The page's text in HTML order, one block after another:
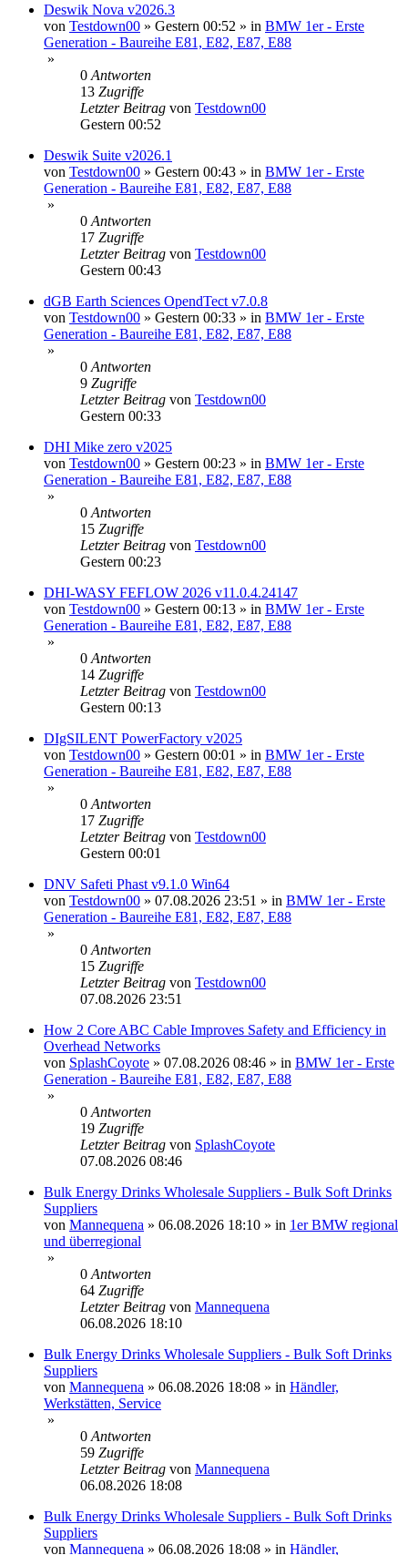
Deswik Nova v2026.3
von Testdown00 » Gestern 00:52 » in BMW 1er - Erste
Generation - Baureihe E81, E82, E87, E88
»
0 Antworten
13 Zugriffe
Letzter Beitrag von Testdown00
Gestern 00:52
Deswik Suite v2026.1
von Testdown00 » Gestern 00:43 » in BMW 1er - Erste
Generation - Baureihe E81, E82, E87, E88
»
0 Antworten
17 Zugriffe
Letzter Beitrag von Testdown00
Gestern 00:43
dGB Earth Sciences OpendTect v7.0.8
von Testdown00 » Gestern 00:33 » in BMW 1er - Erste
Generation - Baureihe E81, E82, E87, E88
»
0 Antworten
9 Zugriffe
Letzter Beitrag von Testdown00
Gestern 00:33
DHI Mike zero v2025
von Testdown00 » Gestern 00:23 » in BMW 1er - Erste
Generation - Baureihe E81, E82, E87, E88
»
0 Antworten
15 Zugriffe
Letzter Beitrag von Testdown00
Gestern 00:23
DHI-WASY FEFLOW 2026 v11.0.4.24147
von Testdown00 » Gestern 00:13 » in BMW 1er - Erste
Generation - Baureihe E81, E82, E87, E88
»
0 Antworten
14 Zugriffe
Letzter Beitrag von Testdown00
Gestern 00:13
DIgSILENT PowerFactory v2025
von Testdown00 » Gestern 00:01 » in BMW 1er - Erste
Generation - Baureihe E81, E82, E87, E88
»
0 Antworten
17 Zugriffe
Letzter Beitrag von Testdown00
Gestern 00:01
DNV Safeti Phast v9.1.0 Win64
von Testdown00 » 07.08.2026 23:51 » in BMW 1er - Erste
Generation - Baureihe E81, E82, E87, E88
»
0 Antworten
15 Zugriffe
Letzter Beitrag von Testdown00
07.08.2026 23:51
How 2 Core ABC Cable Improves Safety and Efficiency in
Overhead Networks
von SplashCoyote » 07.08.2026 08:46 » in BMW 1er - Erste
Generation - Baureihe E81, E82, E87, E88
»
0 Antworten
19 Zugriffe
Letzter Beitrag von SplashCoyote
07.08.2026 08:46
Bulk Energy Drinks Wholesale Suppliers - Bulk Soft Drinks
Suppliers
von Mannequena » 06.08.2026 18:10 » in 1er BMW regional
und überregional
»
0 Antworten
64 Zugriffe
Letzter Beitrag von Mannequena
06.08.2026 18:10
Bulk Energy Drinks Wholesale Suppliers - Bulk Soft Drinks
Suppliers
von Mannequena » 06.08.2026 18:08 » in Händler,
Werkstätten, Service
»
0 Antworten
59 Zugriffe
Letzter Beitrag von Mannequena
06.08.2026 18:08
Bulk Energy Drinks Wholesale Suppliers - Bulk Soft Drinks
Suppliers
von Mannequena » 06.08.2026 18:08 » in Händler,